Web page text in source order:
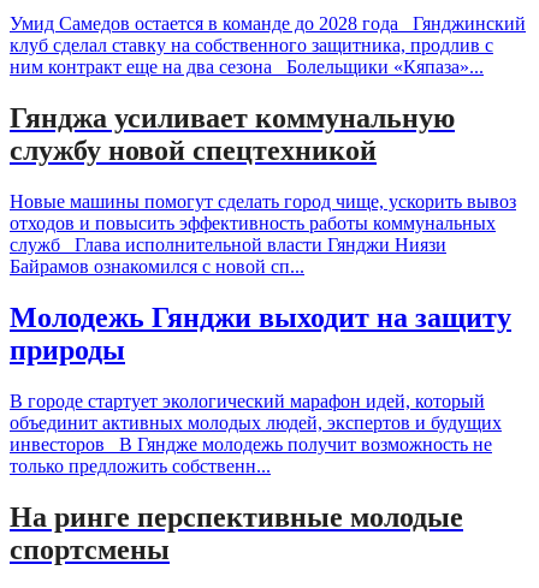
Умид Самедов остается в команде до 2028 года Гянджинский
клуб сделал ставку на собственного защитника, продлив с
ним контракт еще на два сезона Болельщики «Кяпаза»...
Гянджа усиливает коммунальную
службу новой спецтехникой
Новые машины помогут сделать город чище, ускорить вывоз
отходов и повысить эффективность работы коммунальных
служб Глава исполнительной власти Гянджи Ниязи
Байрамов ознакомился с новой сп...
Молодежь Гянджи выходит на защиту
природы
В городе стартует экологический марафон идей, который
объединит активных молодых людей, экспертов и будущих
инвесторов В Гяндже молодежь получит возможность не
только предложить собственн...
На ринге перспективные молодые
спортсмены